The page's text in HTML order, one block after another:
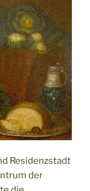
Residenzstadt
der